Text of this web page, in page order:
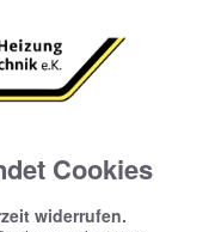
Cookies
widerrufen.